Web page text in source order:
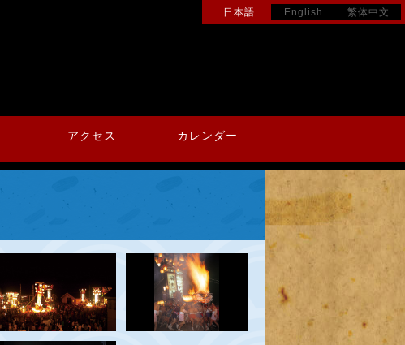
日本語 English 繁体中文
アクセス カレンダー